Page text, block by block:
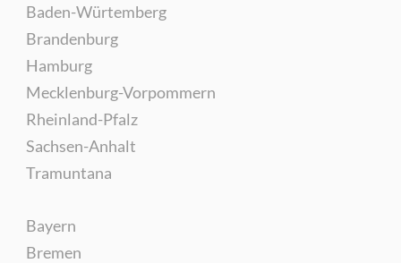
Baden-Würtemberg
Brandenburg
Hamburg
Mecklenburg-Vorpommern
Rheinland-Pfalz
Sachsen-Anhalt
Tramuntana
Bayern
Bremen